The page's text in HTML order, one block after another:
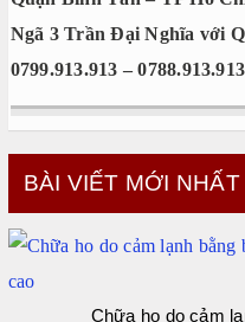
Ngã 3 Trần Đại Nghĩa với
0799.913.913 – 0788.913.913
BÀI VIẾT MỚI NHẤT
Chữa ho do cảm